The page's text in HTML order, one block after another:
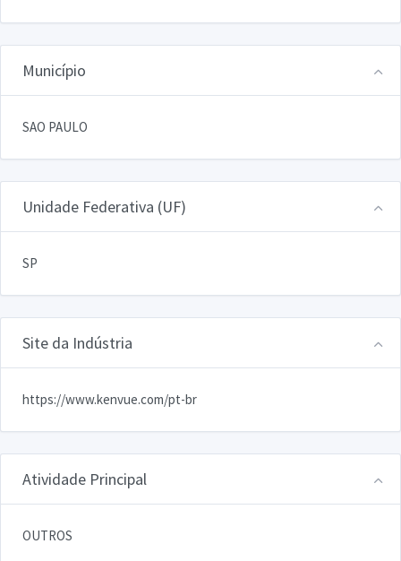
Município
SAO PAULO
Unidade Federativa (UF)
SP
Site da Indústria
https://www.kenvue.com/pt-br
Atividade Principal
OUTROS